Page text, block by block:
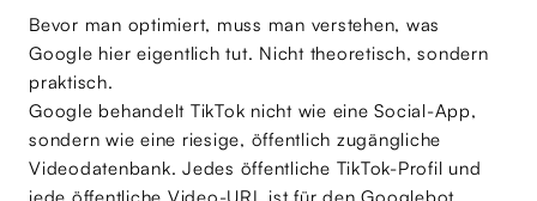
Bevor man optimiert, muss man verstehen, was
Google hier eigentlich tut. Nicht theoretisch, sondern
praktisch.
Google behandelt TikTok nicht wie eine Social-App,
sondern wie eine riesige, öffentlich zugängliche
Videodatenbank. Jedes öffentliche TikTok-Profil und